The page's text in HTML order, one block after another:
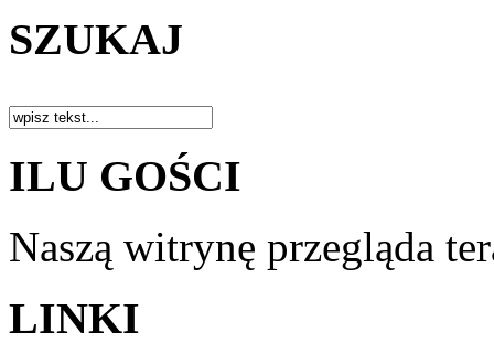
SZUKAJ
ILU GOŚCI
Naszą witrynę przegląda
LINKI